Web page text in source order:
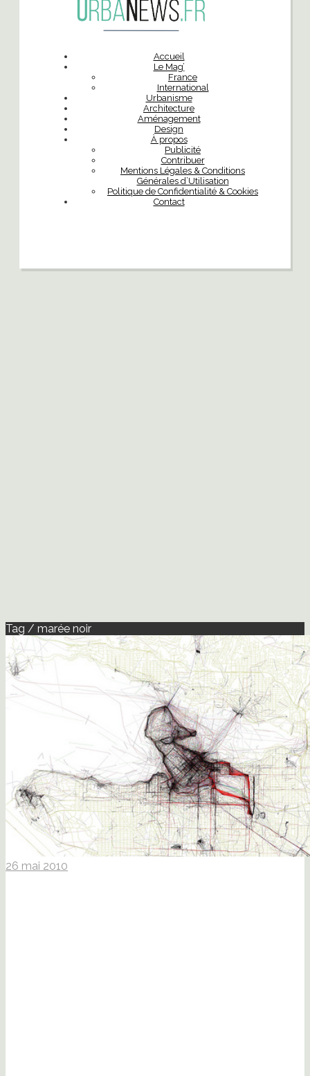
Accueil
Le Mag’
France
International
Urbanisme
Architecture
Aménagement
Design
À propos
Publicité
Contribuer
Mentions Légales & Conditions
Générales d’Utilisation
Politique de Confidentialité & Cookies
Contact
Tag / marée noir
26 mai 2010